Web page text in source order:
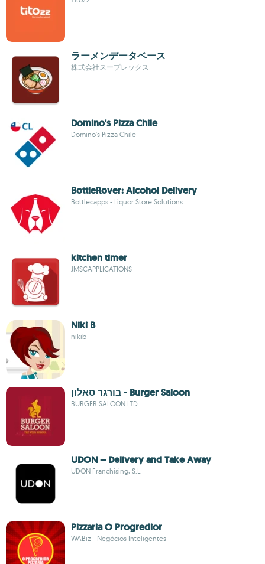
ラーメンデータベース
株式会社スープレックス
Domino's Pizza Chile
Domino's Pizza Chile
BottleRover: Alcohol Delivery
Bottlecapps - Liquor Store Solutions
kitchen timer
JMSCAPPLICATIONS
Niki B
nikib
בורגר סאלון - Burger Saloon
BURGER SALOON LTD
UDON – Delivery and Take Away
UDON Franchising, S.L.
Pizzaria O Progredior
WABiz - Negócios Inteligentes